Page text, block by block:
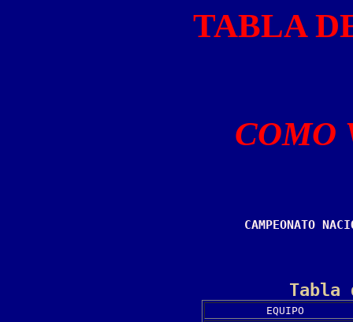
TABLA
COMO
CAMPEONATO
Tabla
EQUIPO